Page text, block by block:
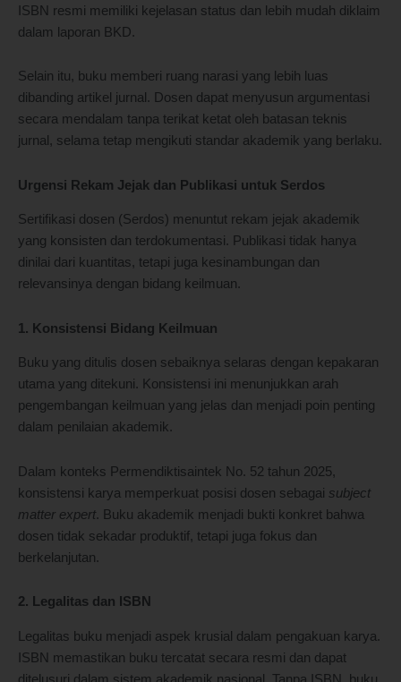
ISBN resmi memiliki kejelasan status dan lebih mudah diklaim
dalam laporan BKD.
Selain itu, buku memberi ruang narasi yang lebih luas
dibanding artikel jurnal. Dosen dapat menyusun argumentasi
secara mendalam tanpa terikat ketat oleh batasan teknis
jurnal, selama tetap mengikuti standar akademik yang berlaku.
Urgensi Rekam Jejak dan Publikasi untuk Serdos
Sertifikasi dosen (Serdos) menuntut rekam jejak akademik
yang konsisten dan terdokumentasi. Publikasi tidak hanya
dinilai dari kuantitas, tetapi juga kesinambungan dan
relevansinya dengan bidang keilmuan.
1. Konsistensi Bidang Keilmuan
Buku yang ditulis dosen sebaiknya selaras dengan kepakaran
utama yang ditekuni. Konsistensi ini menunjukkan arah
pengembangan keilmuan yang jelas dan menjadi poin penting
dalam penilaian akademik.
Dalam konteks Permendiktisaintek No. 52 tahun 2025,
konsistensi karya memperkuat posisi dosen sebagai subject
matter expert. Buku akademik menjadi bukti konkret bahwa
dosen tidak sekadar produktif, tetapi juga fokus dan
berkelanjutan.
2. Legalitas dan ISBN
Legalitas buku menjadi aspek krusial dalam pengakuan karya.
ISBN memastikan buku tercatat secara resmi dan dapat
ditelusuri dalam sistem akademik nasional. Tanpa ISBN, buku